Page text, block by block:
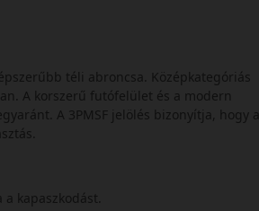
téli abroncsa. Középkategóriás
A korszerű futófelület és a modern
A 3PMSF jelölés bizonyítja, hogy a
kapaszkodást.